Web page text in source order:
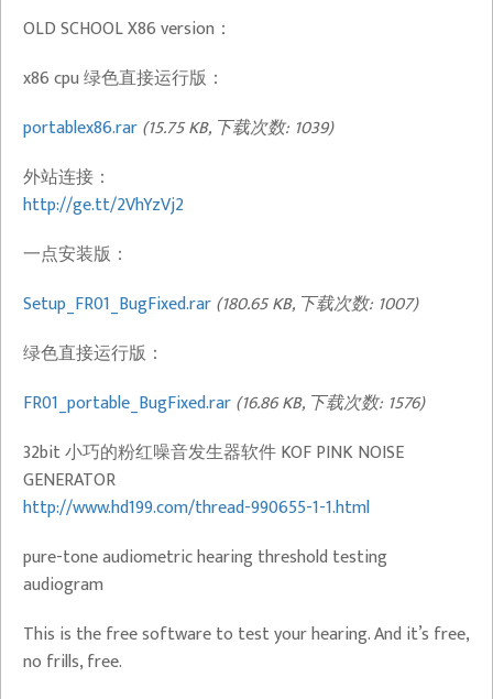
OLD SCHOOL X86 version：
x86 cpu 绿色直接运行版：
portablex86.rar(15.75 KB, 下载次数: 1039)
外站连接：
http://ge.tt/2VhYzVj2
一点安装版：
Setup_FR01_BugFixed.rar(180.65 KB, 下载次数: 1007)
绿色直接运行版：
FR01_portable_BugFixed.rar(16.86 KB, 下载次数: 1576)
32bit 小巧的粉红噪音发生器软件 KOF PINK NOISE
GENERATOR
http://www.hd199.com/thread-990655-1-1.html
pure-tone audiometric hearing threshold testing
audiogram
This is the free software to test your hearing. And it’s free,
no frills, free.